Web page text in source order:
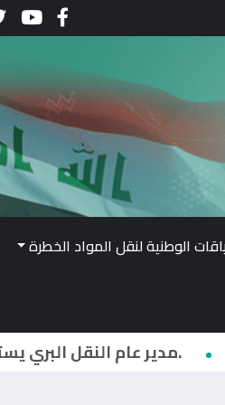
الوطنية لنقل المواد الخطرة